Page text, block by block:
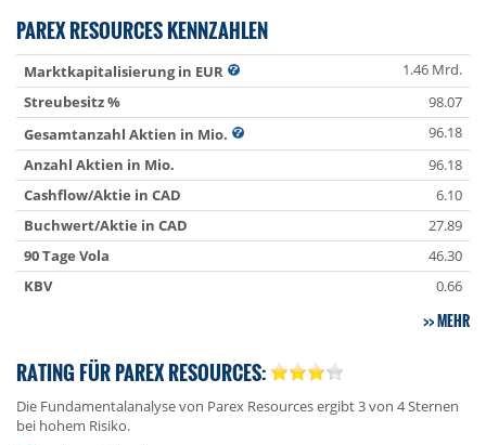
PAREX RESOURCES KENNZAHLEN
Marktkapitalisierung in EUR
1.46 Mrd.
Streubesitz %
98.07
Gesamtanzahl Aktien in Mio.
96.18
Anzahl Aktien in Mio.
96.18
Cashflow/Aktie in CAD
6.10
Buchwert/Aktie in CAD
27.89
90 Tage Vola
46.30
KBV
0.66
MEHR
RATING FÜR PAREX RESOURCES:
Die Fundamentalanalyse von Parex Resources ergibt 3 von 4 Sternen
bei hohem Risiko.